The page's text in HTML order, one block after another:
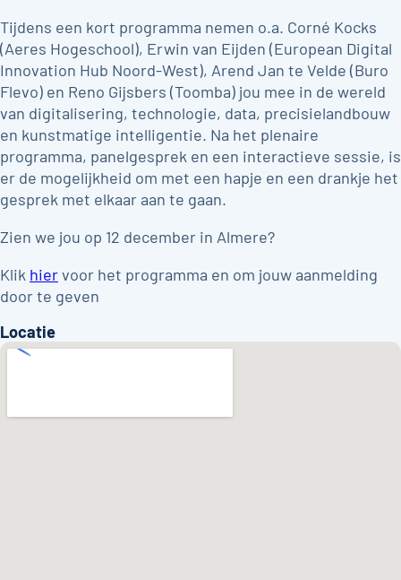
Tijdens een kort programma nemen o.a. Corné Kocks
(Aeres Hogeschool), Erwin van Eijden (European Digital
Innovation Hub Noord-West), Arend Jan te Velde (Buro
Flevo) en Reno Gijsbers (Toomba) jou mee in de wereld
van digitalisering, technologie, data, precisielandbouw
en kunstmatige intelligentie. Na het plenaire
programma, panelgesprek en een interactieve sessie, is
er de mogelijkheid om met een hapje en een drankje het
gesprek met elkaar aan te gaan.
Zien we jou op 12 december in Almere?
Klik hiervoor het programma en om jouw aanmelding
door te geven
Locatie